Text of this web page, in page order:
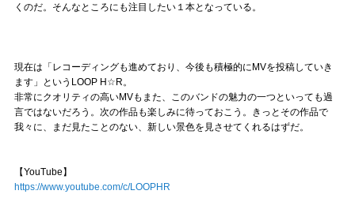
くのだ。そんなところにも注目したい１本となっている。
現在は「レコーディングも進めており、今後も積極的にMVを投稿していき
ます」というLOOP H☆R。
非常にクオリティの高いMVもまた、このバンドの魅力の一つといっても過
言ではないだろう。次の作品も楽しみに待っておこう。きっとその作品で
我々に、まだ見たことのない、新しい景色を見させてくれるはずだ。
【YouTube】
https://www.youtube.com/c/LOOPHR